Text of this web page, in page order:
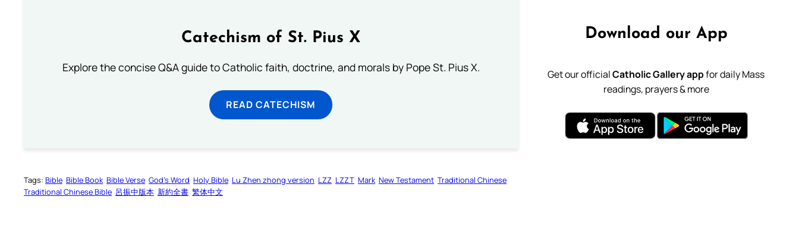
Catechism of St. Pius X
Explore the concise Q&A guide to Catholic faith, doctrine, and morals by Pope St. Pius X.
READ CATECHISM
Tags: Bible Bible Book Bible Verse God’s Word Holy Bible Lu Zhen zhong version LZZ LZZT Mark New Testament Traditional Chinese
Traditional Chinese Bible 呂振中版本 新約全書 繁体中文
Download our App
Get our officialCatholic Gallery appfor daily Mass
readings, prayers & more